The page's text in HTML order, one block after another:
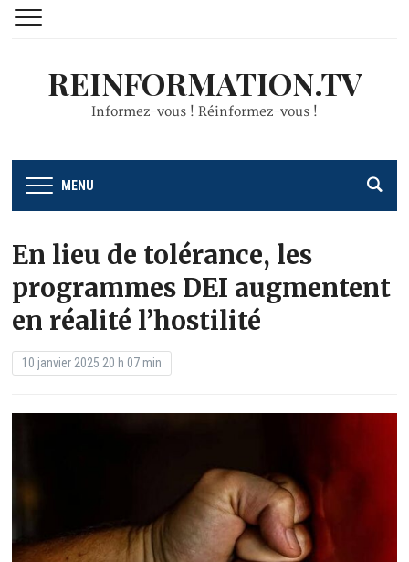
REINFORMATION.TV
Informez-vous ! Réinformez-vous !
MENU
En lieu de tolérance, les
programmes DEI augmentent
en réalité l’hostilité
10 janvier 2025 20 h 07 min